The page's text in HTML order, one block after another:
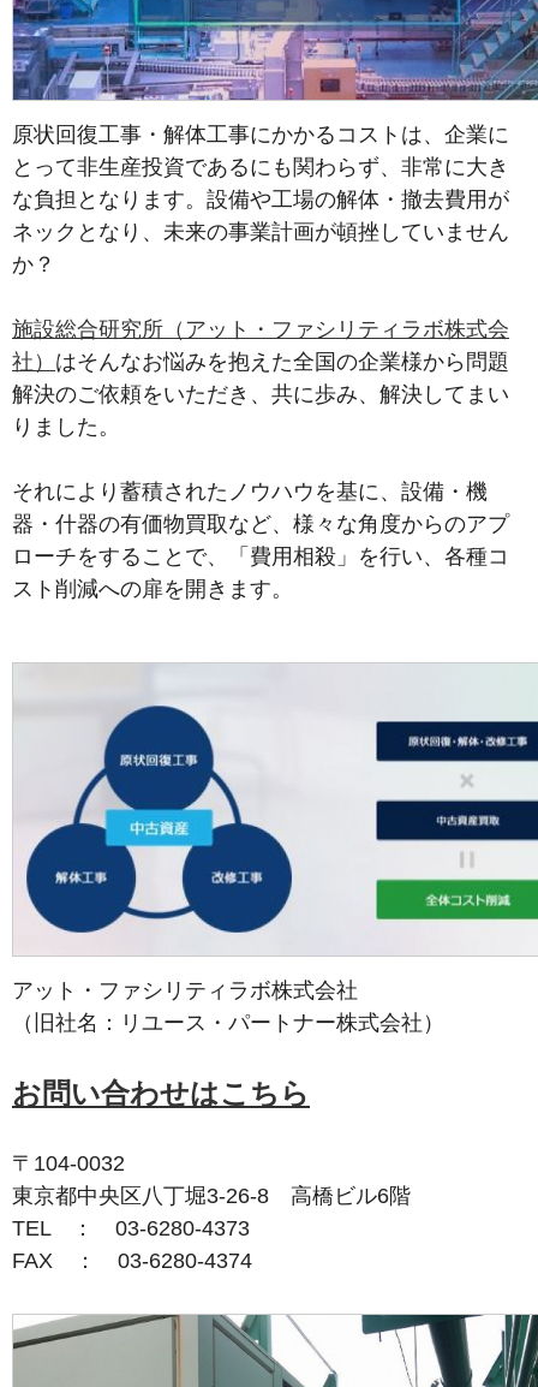
原状回復工事・解体工事にかかるコストは、企業に
とって非生産投資であるにも関わらず、非常に大き
な負担となります。設備や工場の解体・撤去費用が
ネックとなり、未来の事業計画が頓挫していません
か？
施設総合研究所（アット・ファシリティラボ株式会
社） はそんなお悩みを抱えた全国の企業様から問題
解決のご依頼をいただき、共に歩み、解決してまい
りました。
それにより蓄積されたノウハウを基に、設備・機
器・什器の有価物買取など、様々な角度からのアプ
ローチをすることで、「費用相殺」を行い、各種コ
スト削減への扉を開きます。
アット・ファシリティラボ株式会社
（旧社名：リユース・パートナー株式会社）
お問い合わせはこちら
〒104-0032
東京都中央区八丁堀3-26-8 高橋ビル6階
TEL ： 03-6280-4373
FAX ： 03-6280-4374